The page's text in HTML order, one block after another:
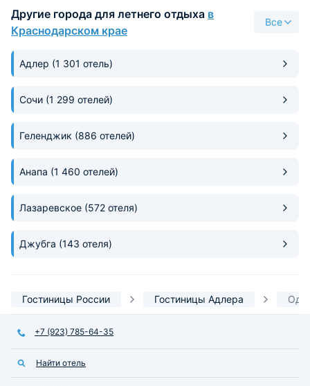
Уборка номера каждый день.
Расположение гостиницы
идеальное самый центр рядом
собственный пляж с лежаками),
океанариум, и дельфинарий и т.д.
и игры с детьми. На территории
поиграть в большой и малый
теннис. В общем я осталась в
вернусь сюда снова.
Другие города для летнего отдыха в
Краснодарском крае
Все
Адлер (1 301 отель)
Сочи (1 299 отелей)
Геленджик (886 отелей)
Анапа (1 460 отелей)
Лазаревское (572 отеля)
Джубга (143 отеля)
Гостиницы России Гостиницы Адлера
+7 (923) 785-64-35
Найти отель